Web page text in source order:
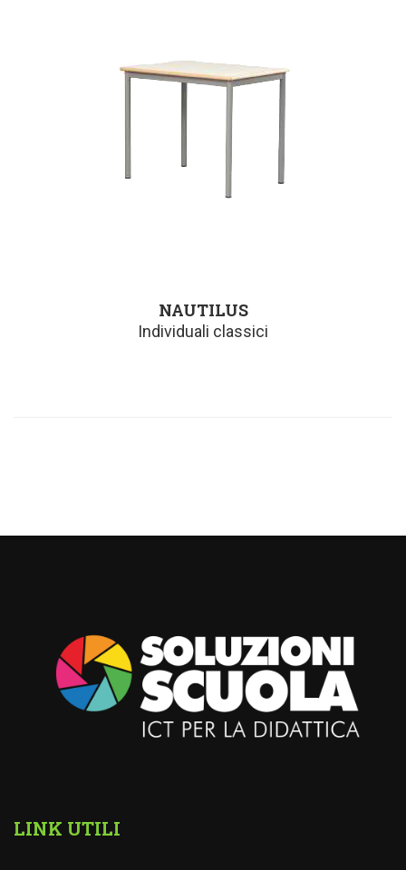
NAUTILUS
Individuali classici
LINK UTILI